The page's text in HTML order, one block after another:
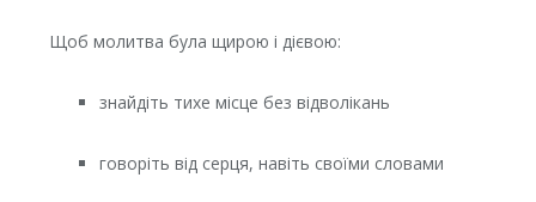
Щоб молитва була щирою і дієвою:
знайдіть тихе місце без відволікань
говоріть від серця, навіть своїми словами